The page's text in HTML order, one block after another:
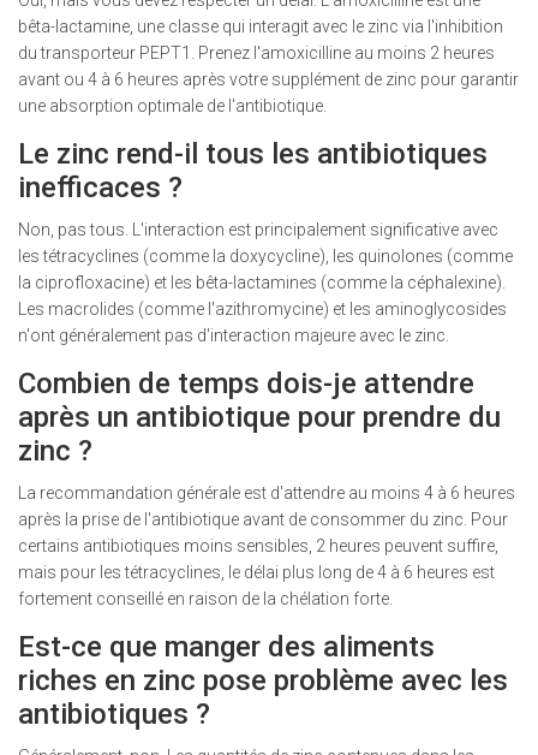
bêta-lactamine, une classe qui interagit avec le zinc via l'inhibition
du transporteur PEPT1. Prenez l'amoxicilline au moins 2 heures
avant ou 4 à 6 heures après votre supplément de zinc pour garantir
une absorption optimale de l'antibiotique.
Le zinc rend-il tous les antibiotiques
inefficaces ?
Non, pas tous. L'interaction est principalement significative avec
les tétracyclines (comme la doxycycline), les quinolones (comme
la ciprofloxacine) et les bêta-lactamines (comme la céphalexine).
Les macrolides (comme l'azithromycine) et les aminoglycosides
n'ont généralement pas d'interaction majeure avec le zinc.
Combien de temps dois-je attendre
après un antibiotique pour prendre du
zinc ?
La recommandation générale est d'attendre au moins 4 à 6 heures
après la prise de l'antibiotique avant de consommer du zinc. Pour
certains antibiotiques moins sensibles, 2 heures peuvent suffire,
mais pour les tétracyclines, le délai plus long de 4 à 6 heures est
fortement conseillé en raison de la chélation forte.
Est-ce que manger des aliments
riches en zinc pose problème avec les
antibiotiques ?